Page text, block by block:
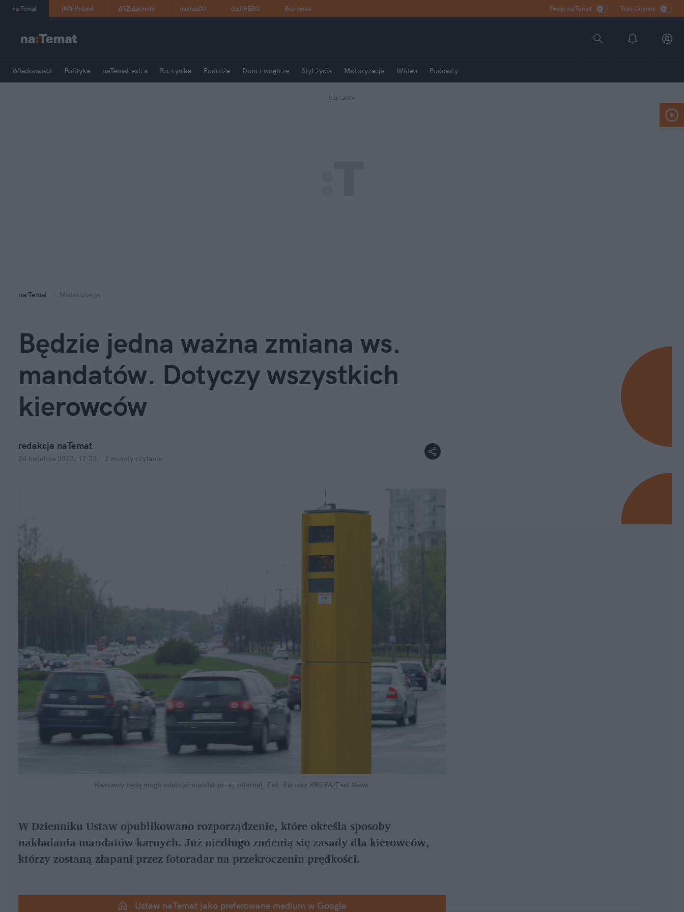
na:Temat INN:Poland ASZ:dziennik mama:DU dad:HERO Rozrywka Twoje na:Temat Tryb Ciemny
Wiadomości Polityka naTemat extra Rozrywka Podróże Dom i wnętrze Styl życia Motoryzacja Wideo Podcasty
REKLAMA
na:Temat Motoryzacja
Będzie jedna ważna zmiana ws.
mandatów. Dotyczy wszystkich
kierowców
redakcja naTemat
24 kwietnia 2023, 17:23 2 minuty czytania
Kierowcy będą mogli odebrać mandat przez internet. Fot. Bartosz KRUPA/East News
W Dzienniku Ustaw opublikowano rozporządzenie, które określa sposoby
nakładania mandatów karnych. Już niedługo zmienią się zasady dla kierowców,
którzy zostaną złapani przez fotoradar na przekroczeniu prędkości.
Ustaw naTemat jako preferowane medium w Google